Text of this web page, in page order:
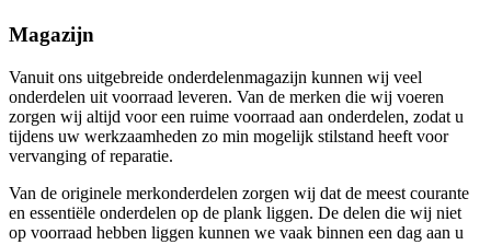
Magazijn
Vanuit ons uitgebreide onderdelenmagazijn kunnen wij veel
onderdelen uit voorraad leveren. Van de merken die wij voeren
zorgen wij altijd voor een ruime voorraad aan onderdelen, zodat u
tijdens uw werkzaamheden zo min mogelijk stilstand heeft voor
vervanging of reparatie.
Van de originele merkonderdelen zorgen wij dat de meest courante
en essentiële onderdelen op de plank liggen. De delen die wij niet
op voorraad hebben liggen kunnen we vaak binnen een dag aan u